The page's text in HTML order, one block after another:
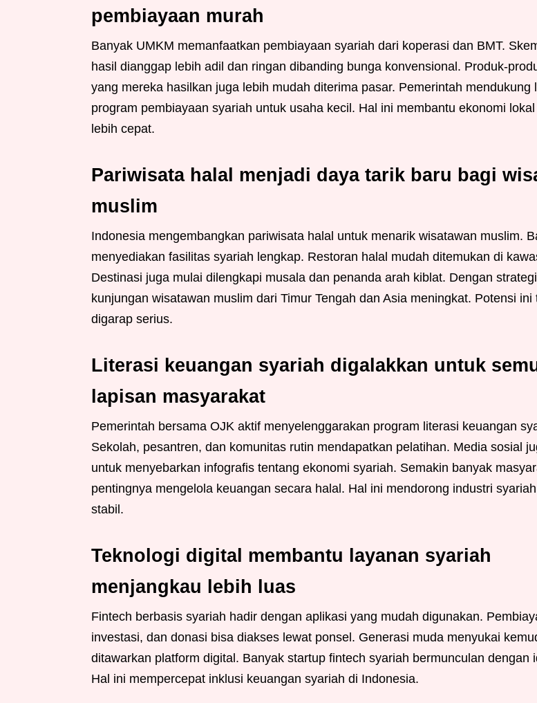
pembiayaan murah
Banyak UMKM memanfaatkan pembiayaan syariah dari koperasi dan BMT.
hasil dianggap lebih adil dan ringan dibanding bunga konvensional. Produk-
yang mereka hasilkan juga lebih mudah diterima pasar. Pemerintah mendukung
program pembiayaan syariah untuk usaha kecil. Hal ini membantu ekonomi
lebih cepat.
Pariwisata halal menjadi daya tarik baru bagi
muslim
Indonesia mengembangkan pariwisata halal untuk menarik wisatawan muslim.
menyediakan fasilitas syariah lengkap. Restoran halal mudah ditemukan di
Destinasi juga mulai dilengkapi musala dan penanda arah kiblat. Dengan
kunjungan wisatawan muslim dari Timur Tengah dan Asia meningkat. Potensi ini
digarap serius.
Literasi keuangan syariah digalakkan untuk
lapisan masyarakat
Pemerintah bersama OJK aktif menyelenggarakan program literasi keuangan
Sekolah, pesantren, dan komunitas rutin mendapatkan pelatihan. Media sosial
untuk menyebarkan infografis tentang ekonomi syariah. Semakin banyak
pentingnya mengelola keuangan secara halal. Hal ini mendorong industri
stabil.
Teknologi digital membantu layanan syariah
menjangkau lebih luas
Fintech berbasis syariah hadir dengan aplikasi yang mudah digunakan.
investasi, dan donasi bisa diakses lewat ponsel. Generasi muda menyukai
ditawarkan platform digital. Banyak startup fintech syariah bermunculan dengan
Hal ini mempercepat inklusi keuangan syariah di Indonesia.